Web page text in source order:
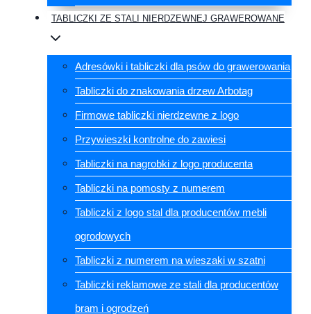
TABLICZKI ZE STALI NIERDZEWNEJ GRAWEROWANE
Adresówki i tabliczki dla psów do grawerowania
Tabliczki do znakowania drzew Arbotag
Firmowe tabliczki nierdzewne z logo
Przywieszki kontrolne do zawiesi
Tabliczki na nagrobki z logo producenta
Tabliczki na pomosty z numerem
Tabliczki z logo stal dla producentów mebli
ogrodowych
Tabliczki z numerem na wieszaki w szatni
Tabliczki reklamowe ze stali dla producentów
bram i ogrodzeń